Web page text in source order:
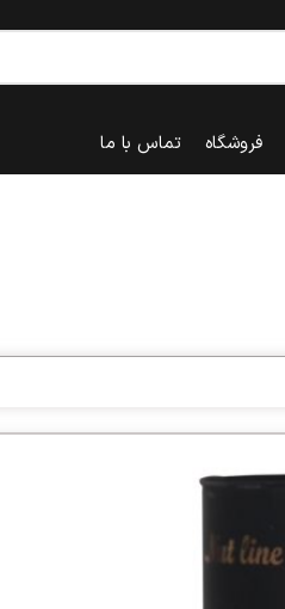
فروشگاه تماس با ما